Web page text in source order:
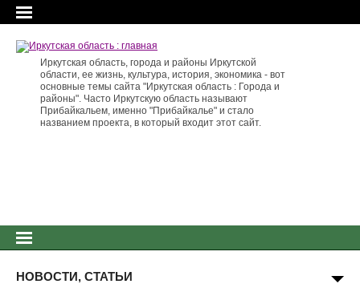
Иркутская область, города и районы Иркутской
области, ее жизнь, культура, история, экономика - вот
основные темы сайта "Иркутская область : Города и
районы". Часто Иркутскую область называют
Прибайкальем, именно "Прибайкалье" и стало
названием проекта, в который входит этот сайт.
НОВОСТИ, СТАТЬИ